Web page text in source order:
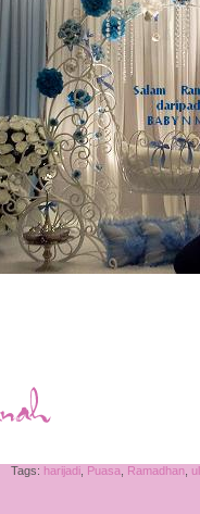
Tags: harijadi Puasa Ramadhan